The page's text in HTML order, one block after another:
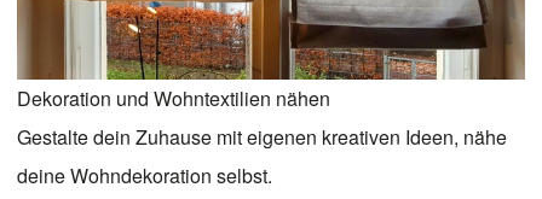
Dekoration und Wohntextilien nähen
Gestalte dein Zuhause mit eigenen kreativen Ideen, nähe
deine Wohndekoration selbst.